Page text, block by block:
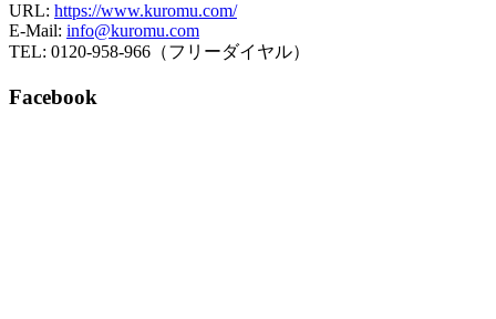
URL: https://www.kuromu.com/
E-Mail: info@kuromu.com
TEL: 0120-958-966（フリーダイヤル）
Facebook